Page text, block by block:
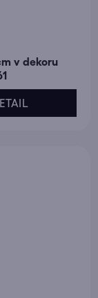
v dekoru